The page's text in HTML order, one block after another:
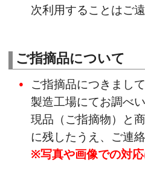
次利用することはご
ご指摘品について
ご指摘品につきまし
製造工場にてお調べい
現品（ご指摘物）と
に残したうえ、ご連絡
※写真や画像での対応